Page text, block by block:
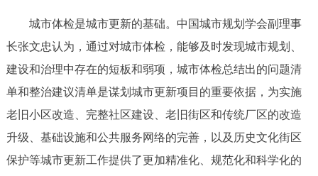
城市体检是城市更新的基础。中国城市规划学会副理事
长张文忠认为，通过对城市体检，能够及时发现城市规划、
建设和治理中存在的短板和弱项，城市体检总结出的问题清
单和整治建议清单是谋划城市更新项目的重要依据，为实施
老旧小区改造、完整社区建设、老旧街区和传统厂区的改造
升级、基础设施和公共服务网络的完善，以及历史文化街区
保护等城市更新工作提供了更加精准化、规范化和科学化的